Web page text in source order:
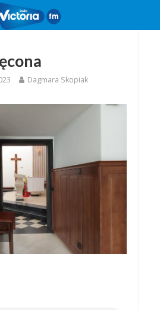
Dagmara Skopiak